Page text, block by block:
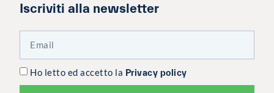
Iscriviti alla newsletter
Ho letto ed accetto la Privacy policy